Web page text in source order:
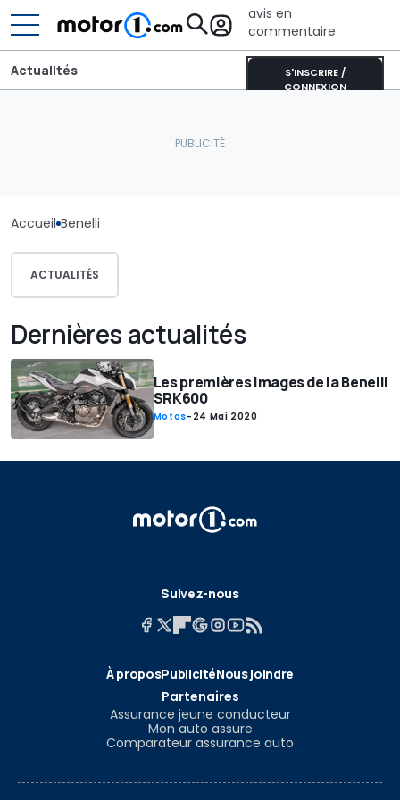
avis en
commentaire
S'INSCRIRE /
CONNEXION
Actualités
Accueil Benelli
ACTUALITÉS
Dernières actualités
Les premières images de la Benelli
SRK600
Motos- 24 Mai 2020
Suivez-nous
À proposPublicitéNous joindre
Partenaires
Assurance jeune conducteur
Mon auto assure
Comparateur assurance auto